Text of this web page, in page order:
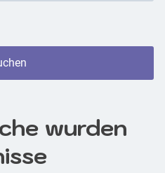
wurden